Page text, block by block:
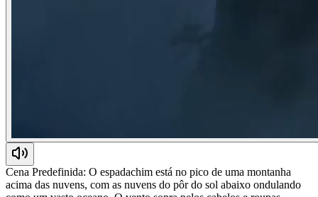
Cena Predefinida: O espadachim está no pico de uma montanha
acima das nuvens, com as nuvens do pôr do sol abaixo ondulando